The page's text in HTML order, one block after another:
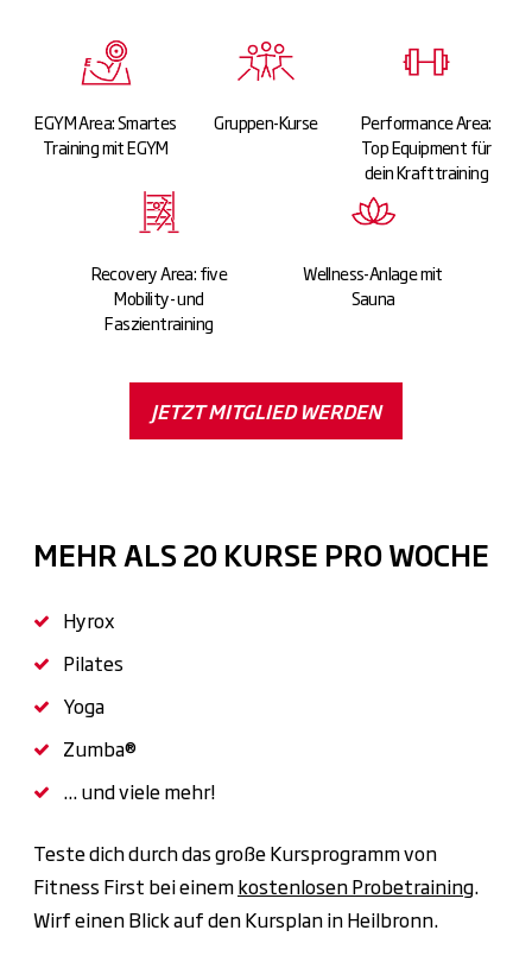
EGYM Area: Smartes
Training mit EGYM
Gruppen-Kurse
Performance Area:
Top Equipment für
dein Krafttraining
Recovery Area: five
Mobility- und
Faszientraining
Wellness-Anlage mit
Sauna
JETZT MITGLIED WERDEN
MEHR ALS 20 KURSE PRO WOCHE
Hyrox
Pilates
Yoga
Zumba®
... und viele mehr!
Teste dich durch das große Kursprogramm von
Fitness First bei einemkostenlosen Probetraining.
Wirf einen Blick auf den Kursplan in Heilbronn.